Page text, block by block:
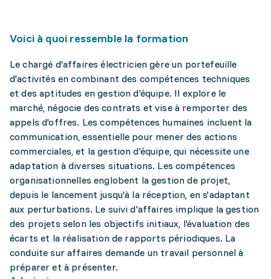
Voici à quoi ressemble la formation
Le chargé d'affaires électricien gère un portefeuille
d'activités en combinant des compétences techniques
et des aptitudes en gestion d'équipe. Il explore le
marché, négocie des contrats et vise à remporter des
appels d'offres. Les compétences humaines incluent la
communication, essentielle pour mener des actions
commerciales, et la gestion d'équipe, qui nécessite une
adaptation à diverses situations. Les compétences
organisationnelles englobent la gestion de projet,
depuis le lancement jusqu'à la réception, en s'adaptant
aux perturbations. Le suivi d'affaires implique la gestion
des projets selon les objectifs initiaux, l'évaluation des
écarts et la réalisation de rapports périodiques. La
conduite sur affaires demande un travail personnel à
préparer et à présenter.